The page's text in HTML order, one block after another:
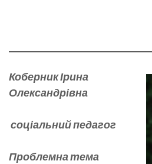
Коберник Ірина
Олександрівна
соціальний педагог
Проблемна тема